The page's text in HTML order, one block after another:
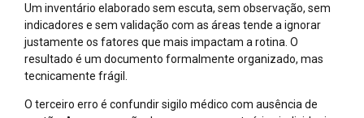
Um inventário elaborado sem escuta, sem observação, sem
indicadores e sem validação com as áreas tende a ignorar
justamente os fatores que mais impactam a rotina. O
resultado é um documento formalmente organizado, mas
tecnicamente frágil.
O terceiro erro é confundir sigilo médico com ausência de